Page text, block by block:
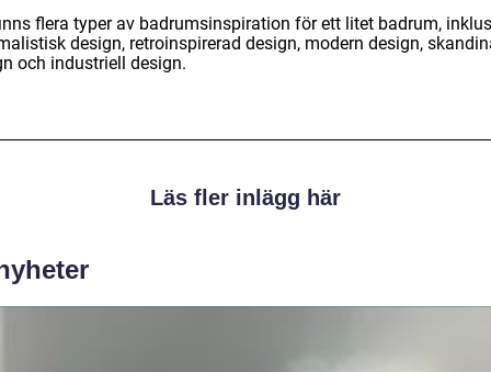
flera typer av badrumsinspiration för ett litet badrum,
design, retroinspirerad design, modern design,
och industriell design.
Läs fler inlägg här